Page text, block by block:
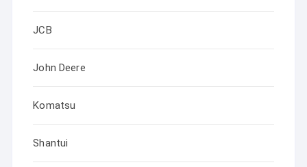
JCB
John Deere
Komatsu
Shantui